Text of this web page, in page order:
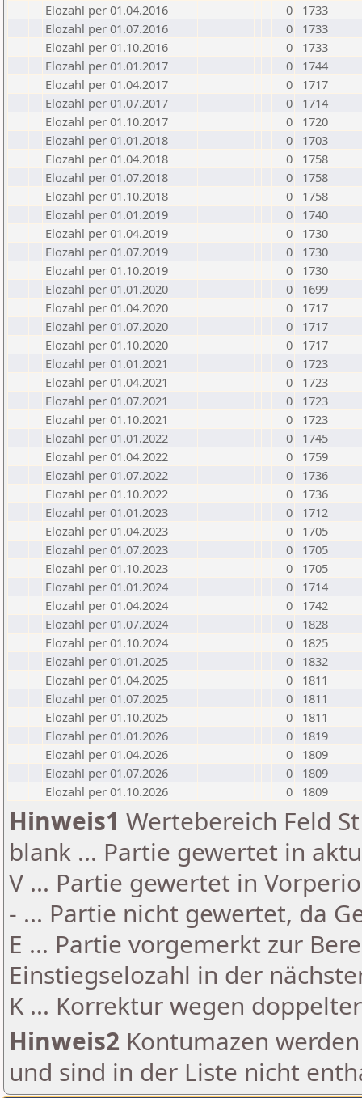
Elozahl per 01.04.2016
0
1733
Elozahl per 01.07.2016
0
1733
Elozahl per 01.10.2016
0
1733
Elozahl per 01.01.2017
0
1744
Elozahl per 01.04.2017
0
1717
Elozahl per 01.07.2017
0
1714
Elozahl per 01.10.2017
0
1720
Elozahl per 01.01.2018
0
1703
Elozahl per 01.04.2018
0
1758
Elozahl per 01.07.2018
0
1758
Elozahl per 01.10.2018
0
1758
Elozahl per 01.01.2019
0
1740
Elozahl per 01.04.2019
0
1730
Elozahl per 01.07.2019
0
1730
Elozahl per 01.10.2019
0
1730
Elozahl per 01.01.2020
0
1699
Elozahl per 01.04.2020
0
1717
Elozahl per 01.07.2020
0
1717
Elozahl per 01.10.2020
0
1717
Elozahl per 01.01.2021
0
1723
Elozahl per 01.04.2021
0
1723
Elozahl per 01.07.2021
0
1723
Elozahl per 01.10.2021
0
1723
Elozahl per 01.01.2022
0
1745
Elozahl per 01.04.2022
0
1759
Elozahl per 01.07.2022
0
1736
Elozahl per 01.10.2022
0
1736
Elozahl per 01.01.2023
0
1712
Elozahl per 01.04.2023
0
1705
Elozahl per 01.07.2023
0
1705
Elozahl per 01.10.2023
0
1705
Elozahl per 01.01.2024
0
1714
Elozahl per 01.04.2024
0
1742
Elozahl per 01.07.2024
0
1828
Elozahl per 01.10.2024
0
1825
Elozahl per 01.01.2025
0
1832
Elozahl per 01.04.2025
0
1811
Elozahl per 01.07.2025
0
1811
Elozahl per 01.10.2025
0
1811
Elozahl per 01.01.2026
0
1819
Elozahl per 01.04.2026
0
1809
Elozahl per 01.07.2026
0
1809
Elozahl per 01.10.2026
0 1809
Hinweis1 Wertebereich Feld
blank ... Partie gewertet in
V ... Partie gewertet in
- ... Partie nicht gewertet, da
E ... Partie vorgemerkt zur
Einstiegselozahl in der
K ... Korrektur wegen
Hinweis2 Kontumazen
und sind in der Liste nicht